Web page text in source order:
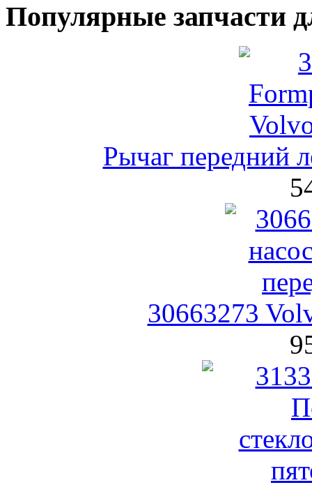
Популярные запчасти
Рычаг передний
30663273